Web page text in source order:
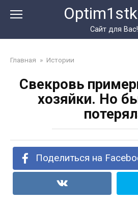
Сайт для Вас!
Главная » Истории
Свекровь
хозяйки. Но
Поделиться на